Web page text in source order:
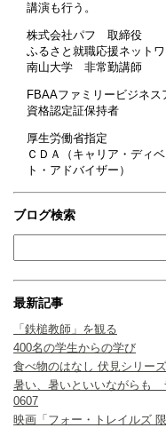
講演も行う。
株式会社パフ 取締役
ふるさと就職応援ネット
南山大学 非常勤講師
FBAAファミリービジネス
資格認定証保持者
厚生労働省指定
ＣＤＡ（キャリア・ディ
ト・アドバイザー）
ブログ検索
最新記事
「鉄槌教師」を観る
400名の学生からの学び
食べ物のはなし 伏見シリー
暑い、暑いといいながらも
0607
映画「フォー・トレイルズ